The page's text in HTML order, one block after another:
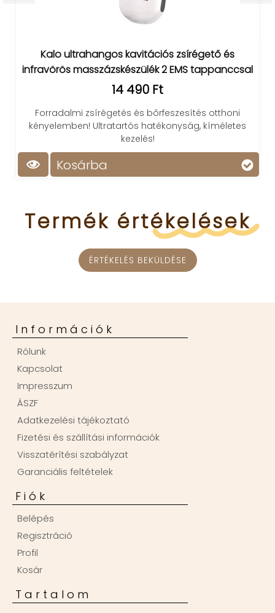
Kalo ultrahangos kavitációs zsírégető és
infravörös masszázskészülék 2 EMS tappanccsal
14 490 Ft
Forradalmi zsírégetés és bőrfeszesítés otthoni
kényelemben! Ultratartós hatékonyság, kíméletes
kezelés!
Kosárba
Termék értékelések
ÉRTÉKELÉS BEKÜLDÉSE
Információk
Rólunk
Kapcsolat
Impresszum
ÁSZF
Adatkezelési tájékoztató
Fizetési és szállítási információk
Visszatérítési szabályzat
Garanciális feltételek
Fiók
Belépés
Regisztráció
Profil
Kosár
Tartalom